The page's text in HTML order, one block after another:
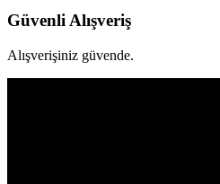
Güvenli Alışveriş
Alışverişiniz güvende.